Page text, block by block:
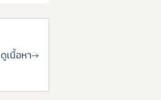
ดูเนื้อหา→